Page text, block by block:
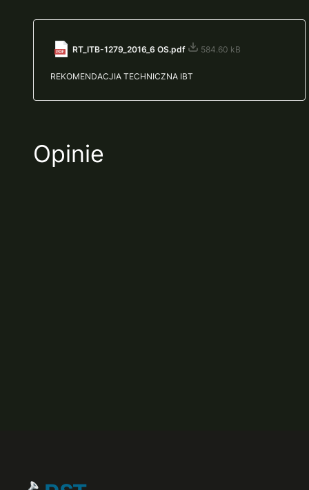
RT_ITB-1279_2016_6 OS.pdf 584.60 kB
REKOMENDACJIA TECHNICZNA IBT
Opinie